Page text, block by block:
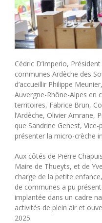
Cédric D’Imperio,
communes Ardèche des
d’accueillir Philippe
Auvergne-Rhône-Alpes en
territoires, Fabrice Brun,
l’Ardèche, Olivier Amrane,
que Sandrine Genest,
présenter la micro-crèche
Aux côtés de Pierre
Maire de Thueyts, et de
charge de la petite
de communes a pu
implantée dans un cadre
activités de plein air et
2025.